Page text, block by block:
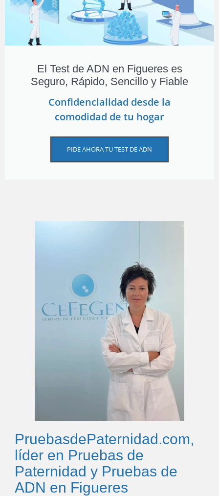
El Test de ADN en Figueres es
Seguro, Rápido, Sencillo y Fiable
Confidencialidad desde la
comodidad de tu hogar
PIDE AHORA TU TEST DE ADN
PruebasdePaternidad.com,
líder en Pruebas de
Paternidad y Pruebas de
ADN en Figueres